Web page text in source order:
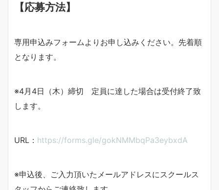
【応募方法】
専用申込みフォームよりお申し込みください。先着順
となります。
※4月4日（木）締切 定員に達した場合は受付終了致
します。
URL： https://forms.gle/gokNMMbqPa3eybxdA
※申込後、ご入力頂いたメールアドレスにスクールス